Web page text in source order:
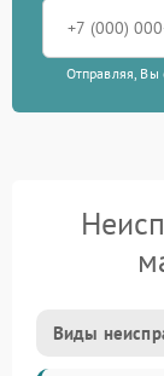
Отправляя, Вы
Виды